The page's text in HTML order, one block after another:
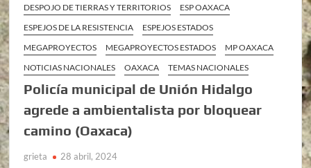
DESPOJO DE TIERRAS Y TERRITORIOS
ESP OAXACA
ESPEJOS DE LA RESISTENCIA
ESPEJOS ESTADOS
MEGAPROYECTOS
MEGAPROYECTOS ESTADOS
MP OAXACA
NOTICIAS NACIONALES
OAXACA TEMAS NACIONALES
Policía municipal de Unión Hidalgo
agrede a ambientalista por bloquear
camino (Oaxaca)
grieta 28 abril, 2024